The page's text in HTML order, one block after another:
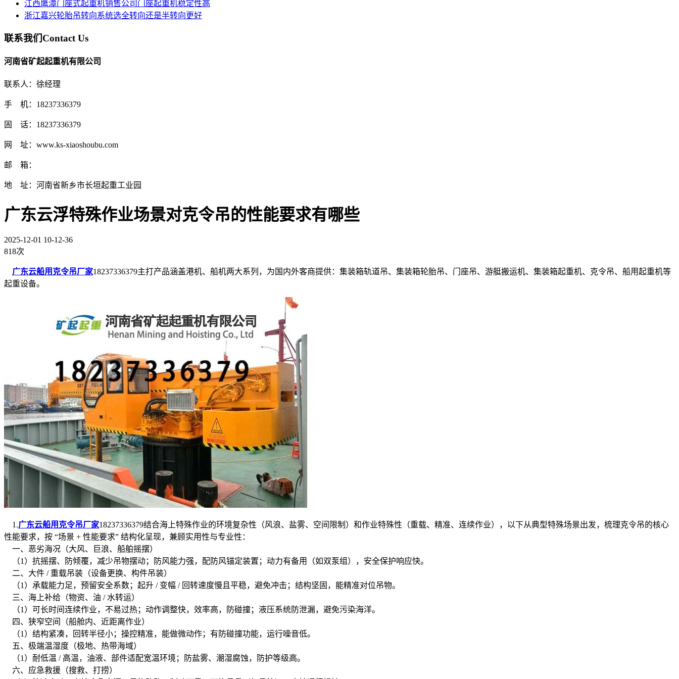
江西鹰潭门座式起重机销售公司门座起重机稳定性高
浙江嘉兴轮胎吊转向系统选全转向还是半转向更好
联系我们Contact Us
河南省矿起起重机有限公司
联系人：徐经理
手 机：18237336379
固 话：18237336379
网 址：www.ks-xiaoshoubu.com
邮 箱：
地 址：河南省新乡市长垣起重工业园
广东云浮特殊作业场景对克令吊的性能要求有哪些
2025-12-01 10-12-36
818次
广东云船用克令吊厂家18237336379主打产品涵盖港机、船机两大系列，为国内外客商提供：集装箱轨道吊、集装箱轮胎吊、门座吊、游艇搬运机、集装箱起重机、克令吊、船用起重机等
起重设备。
1.广东云船用克令吊厂家18237336379结合海上特殊作业的环境复杂性（风浪、盐雾、空间限制）和作业特殊性（重载、精准、连续作业），以下从典型特殊场景出发，梳理克令吊的核心
性能要求，按 “场景 + 性能要求” 结构化呈现，兼顾实用性与专业性：
一、恶劣海况（大风、巨浪、船舶摇摆）
（1）抗摇摆、防倾覆，减少吊物摆动；防风能力强，配防风锚定装置；动力有备用（如双泵组），安全保护响应快。
二、大件 / 重载吊装（设备更换、构件吊装）
（1）承载能力足，预留安全系数；起升 / 变幅 / 回转速度慢且平稳，避免冲击；结构坚固，能精准对位吊物。
三、海上补给（物资、油 / 水转运）
（1）可长时间连续作业，不易过热；动作调整快，效率高，防碰撞；液压系统防泄漏，避免污染海洋。
四、狭窄空间（船舱内、近距离作业）
（1）结构紧凑，回转半径小；操控精准，能做微动作；有防碰撞功能，运行噪音低。
五、极端温湿度（极地、热带海域）
（1）耐低温 / 高温，油液、部件适配宽温环境；防盐雾、潮湿腐蚀，防护等级高。
六、应急救援（搜救、打捞）